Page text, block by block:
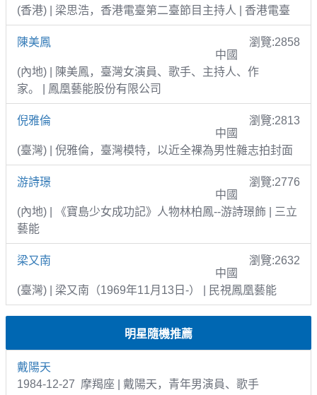
(香港) | 梁思浩，香港電臺第二臺節目主持人 | 香港電臺
陳美鳳
瀏覽:2858
中國
(內地) | 陳美鳳，臺灣女演員、歌手、主持人、作
家。 | 鳳凰藝能股份有限公司
倪雅倫
瀏覽:2813
中國
(臺灣) | 倪雅倫，臺灣模特，以近全裸為男性雜志拍封面
游詩璟
瀏覽:2776
中國
(內地) | 《寶島少女成功記》人物林柏鳳--游詩璟飾 | 三立
藝能
梁又南
瀏覽:2632
中國
(臺灣) | 梁又南（1969年11月13日-） | 民視鳳凰藝能
明星隨機推薦
戴陽天
1984-12-27 摩羯座 | 戴陽天，青年男演員、歌手